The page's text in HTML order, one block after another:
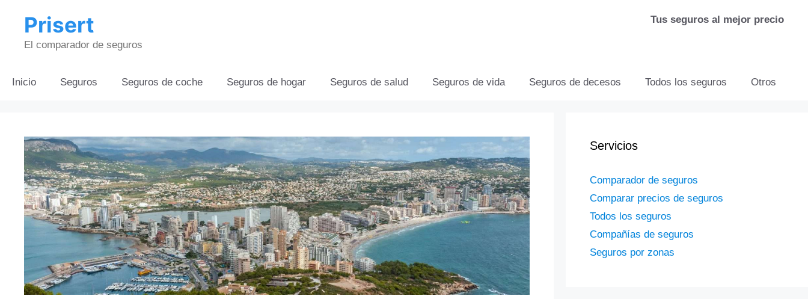
Tus seguros al mejor precio
Prisert
El comparador de seguros
Inicio Seguros Seguros de coche Seguros de hogar Seguros de salud Seguros de vida Seguros de decesos Todos los seguros Otros
Servicios
Comparador de seguros
Comparar precios de seguros
Todos los seguros
Compañías de seguros
Seguros por zonas